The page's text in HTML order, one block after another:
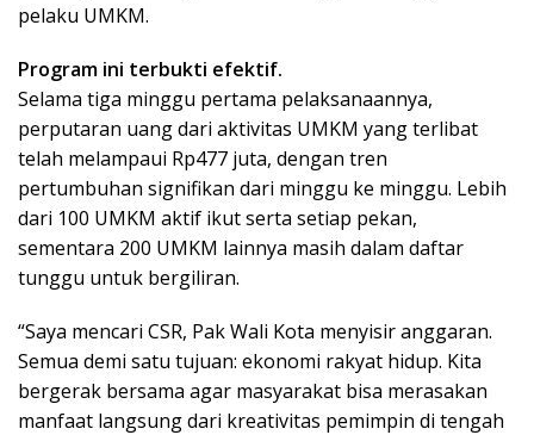
pelaku UMKM.
Program ini terbukti efektif.
Selama tiga minggu pertama pelaksanaannya,
perputaran uang dari aktivitas UMKM yang terlibat
telah melampaui Rp477 juta, dengan tren
pertumbuhan signifikan dari minggu ke minggu. Lebih
dari 100 UMKM aktif ikut serta setiap pekan,
sementara 200 UMKM lainnya masih dalam daftar
tunggu untuk bergiliran.
“Saya mencari CSR, Pak Wali Kota menyisir anggaran.
Semua demi satu tujuan: ekonomi rakyat hidup. Kita
bergerak bersama agar masyarakat bisa merasakan
manfaat langsung dari kreativitas pemimpin di tengah